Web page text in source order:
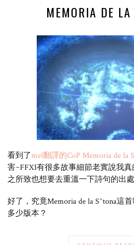
MEMORIA DE
看到了mel翻譯的CoP Memoria de la
害~FFXI有很多故事細節老實說我
之所致也想要去重溫一下詩句的出
好了，究竟Memoria de la S^tona這
多少版本？